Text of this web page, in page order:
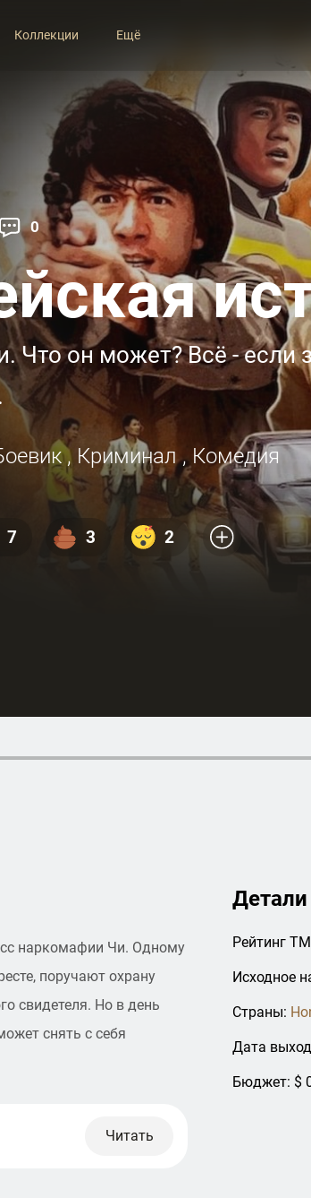
Коллекции Ещё
0
Что он может? Всё - если
, Криминал ,Комедия
7 3 2
наркомафии Чи. Одному
поручают охрану
свидетеля. Но в день
снять с себя
Читать
Детали
Рейтинг
Исходное
Страны:
Дата
Бюджет: $